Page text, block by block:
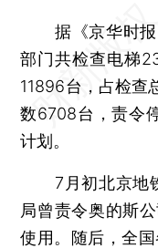
据《京华时报
部门共检查电梯
11896台，占检查
数6708台，责令
计划。
7月初北京地铁
局曾责令奥的斯
使用。随后，全